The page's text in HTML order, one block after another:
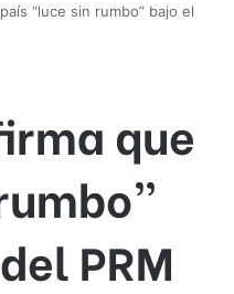
“luce sin rumbo” bajo el
que
PRM